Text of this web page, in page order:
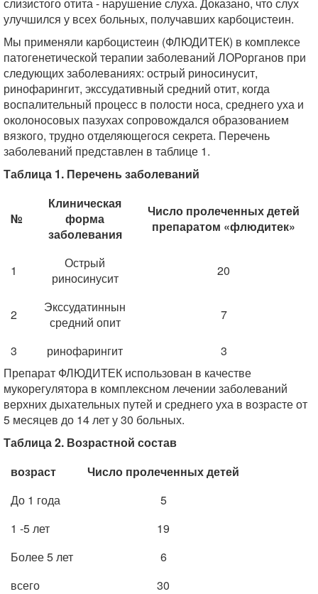
улучшился у всех больных, получавших карбоцистеин.
Мы применяли карбоцистеин (ФЛЮДИТЕК) в комплексе
патогенетической терапии заболеваний ЛОРорганов при
следующих заболеваниях: острый риносинусит,
ринофарингит, экссудативный средний отит, когда
воспалительный процесс в полости носа, среднего уха и
околоносовых пазухах сопровождался образованием
вязкого, трудно отделяющегося секрета. Перечень
заболеваний представлен в таблице 1.
Таблица 1. Перечень заболеваний
№
Клиническая
форма
заболевания
Число пролеченных детей
препаратом «флюдитек»
1
Острый
риносинусит
20
2
Экссудатиннын
средний опит
7
3 ринофарингит
3
Препарат ФЛЮДИТЕК использован в качестве
мукорегулятора в комплексном лечении заболеваний
верхних дыхательных путей и среднего уха в возрасте от
5 месяцев до 14 лет у 30 больных.
Таблица 2. Возрастной состав
возраст
Число пролеченных детей
До 1 года
5
1 -5 лет
19
Более 5 лет
6
всего
30